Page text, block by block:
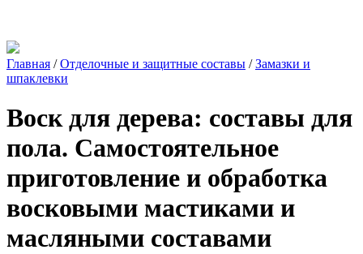
Главная /Отделочные и защитные составы /Замазки и
шпаклевки
Воск для дерева: составы для
пола. Самостоятельное
приготовление и обработка
восковыми мастиками и
масляными составами